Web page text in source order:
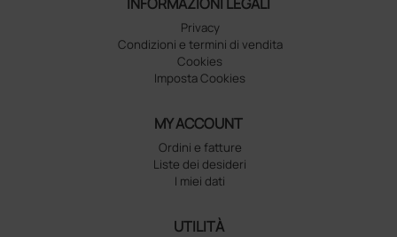
Privacy
Condizioni e termini di vendita
Cookies
Imposta Cookies
MY ACCOUNT
Ordini e fatture
Liste dei desideri
I miei dati
UTILITÀ